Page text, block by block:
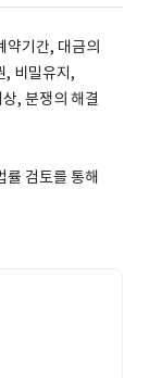
약기간, 대금의
, 비밀유지,
, 분쟁의 해결
률 검토를 통해